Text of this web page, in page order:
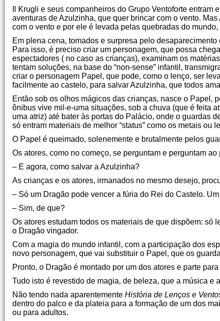
Il Krugli e seus companheiros do Grupo Ventoforte entram
aventuras de Azulzinha, que quer brincar com o vento.
com o vento e por ele é levada pelas quebradas do
Em plena cena, tomados e surpresa pelo
Para isso, é preciso criar um personagem, que possa
espectadores ( no caso as crianças), examinam os
tentam soluções, na base do “non-sense” infantil,
criar o personagem Papel, que pode, como o lenço, ser
facilmente ao castelo, para salvar Azulzinha, que todos
Então sob os olhos mágicos das crianças, nasce o Papel,
ônibus vive mil-e-uma situações, sob a chuva (que é feita
uma atriz) até bater às portas do Palácio, onde o guardas
só entram materiais de melhor “status” como os metais ou
O Papel é queimado, solenemente e brutalmente pelos
Os atores, como no começo, se perguntam e perguntam ao
– E agora, como salvar a Azulzinha?
As crianças e os atores, irmanados no mesmo desejo,
– Só um Dragão pode vencer a fúria do Rei do Castelo.
– Sim, de que?
Os atores estudam todos os materiais de que dispõem: só
o Dragão vingador.
Com a magia do mundo infantil, com a participação dos
novo personagem, que vai substituir o Papel, que os
Pronto, o Dragão é montado por um dos atores e parte
Tudo isto é revestido de magia, de beleza, que a música e
Não tendo nada aparentemente História de Lenços e
dentro do palco e da plateia para a formação de um dos
ou para adultos.